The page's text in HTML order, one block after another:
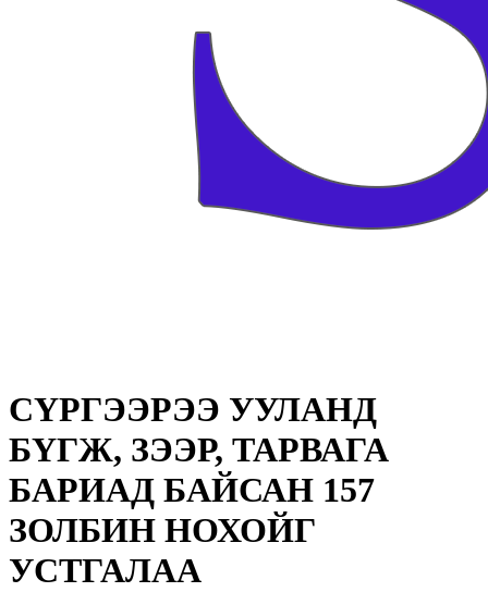
СҮРГЭЭРЭЭ УУЛАНД
БҮГЖ, ЗЭЭР, ТАРВАГА
БАРИАД БАЙСАН 157
ЗОЛБИН НОХОЙГ
УСТГАЛАА